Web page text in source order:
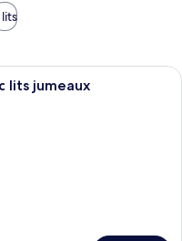
e
chambre d’hôtel avec un
lits jumeaux